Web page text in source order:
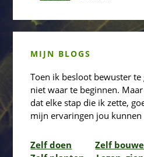
MIJN BLOGS
Toen ik besloot bewuster
niet waar te beginnen.
dat elke stap die ik zette,
mijn ervaringen jou
Zelf doen
Zelf